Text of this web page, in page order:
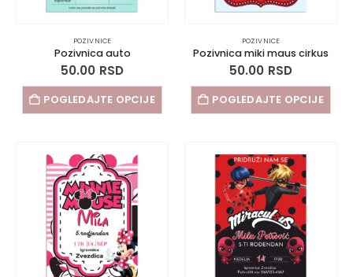
POZIVNICE
Pozivnica auto
50.00 RSD
POGLEDAJTE OPCIJE
POZIVNICE
Pozivnica miki maus cirkus
50.00 RSD
POGLEDAJTE OPCIJE